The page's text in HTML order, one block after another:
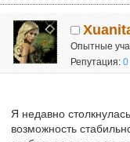
Опытные
Репутация:0
Я недавно
возможность